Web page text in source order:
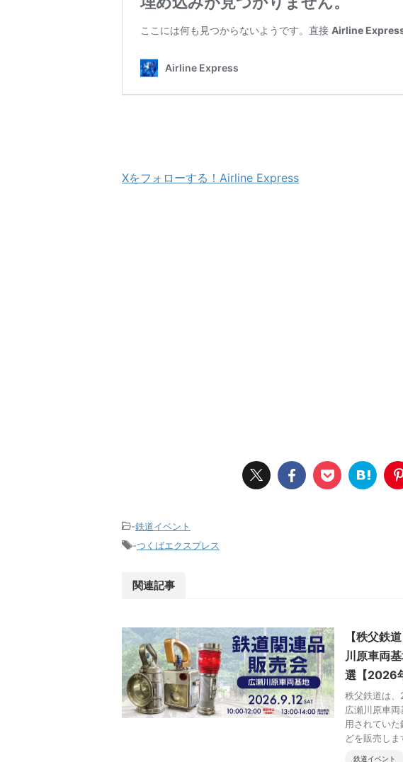
Xをフォローする！Airline Express
-鉄道イベント
-つくばエクスプレス
関連記事
【秩父鉄
川原車両
選【2026
秩父鉄道は
広瀬川原車
用されてい
どを販売し
鉄道イベント